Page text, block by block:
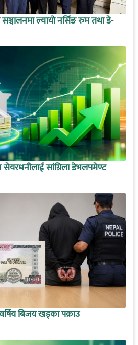
ल्यायो नर्सिङ रुम तथा डे-
सेयरधनीलाई सांग्रिला डेभलपमेण्ट
बिजय खड्का पक्राउ